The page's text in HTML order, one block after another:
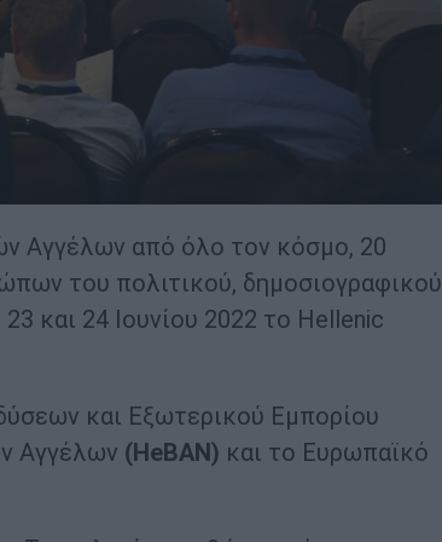
Αγγέλων από όλο τον κόσμο, 20
του πολιτικού, δημοσιογραφικού
και 24 Ιουνίου 2022 το Hellenic
και Εξωτερικού Εμπορίου
Αγγέλων (HeBAN) και το Ευρωπαϊκό